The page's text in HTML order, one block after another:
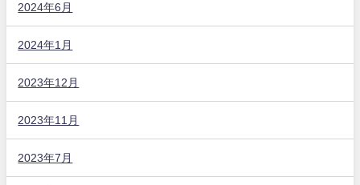
2024年6月
2024年1月
2023年12月
2023年11月
2023年7月